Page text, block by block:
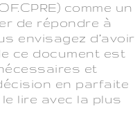
comme un
de répondre à
envisagez d’avoir
ce document est
et
en parfaite
lire avec la plus